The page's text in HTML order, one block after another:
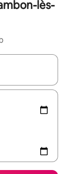
lès-
วจผลการค้นหา